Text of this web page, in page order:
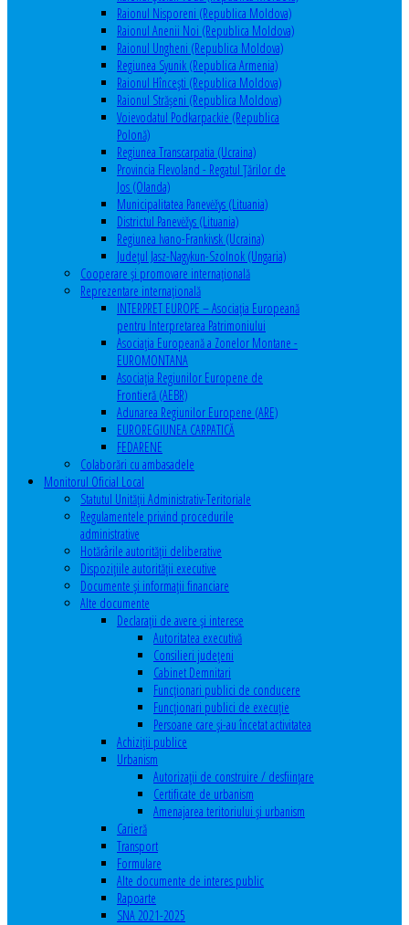
Raionul Nisporeni (Republica Moldova)
Raionul Anenii Noi (Republica Moldova)
Raionul Ungheni (Republica Moldova)
Regiunea Syunik (Republica Armenia)
Raionul Hîncești (Republica Moldova)
Raionul Străşeni (Republica Moldova)
Voievodatul Podkarpackie (Republica
Polonă)
Regiunea Transcarpatia (Ucraina)
Provincia Flevoland - Regatul Ţărilor de
Jos (Olanda)
Municipalitatea Panevėžys (Lituania)
Districtul Panevėžys (Lituania)
Regiunea Ivano-Frankivsk (Ucraina)
Judeţul Jasz-Nagykun-Szolnok (Ungaria)
Cooperare şi promovare internaţională
Reprezentare internaţională
INTERPRET EUROPE – Asociația Europeană
pentru Interpretarea Patrimoniului
Asociația Europeană a Zonelor Montane -
EUROMONTANA
Asociația Regiunilor Europene de
Frontieră (AEBR)
Adunarea Regiunilor Europene (ARE)
EUROREGIUNEA CARPATICĂ
FEDARENE
Colaborări cu ambasadele
Monitorul Oficial Local
Statutul Unităţii Administrativ-Teritoriale
Regulamentele privind procedurile
administrative
Hotărârile autorităţii deliberative
Dispoziţiile autorităţii executive
Documente şi informaţii financiare
Alte documente
Declaraţii de avere şi interese
Autoritatea executivă
Consilieri judeţeni
Cabinet Demnitari
Funcţionari publici de conducere
Funcționari publici de execuție
Persoane care şi-au încetat activitatea
Achiziţii publice
Urbanism
Autorizații de construire / desființare
Certificate de urbanism
Amenajarea teritoriului şi urbanism
Carieră
Transport
Formulare
Alte documente de interes public
Rapoarte
SNA 2021-2025